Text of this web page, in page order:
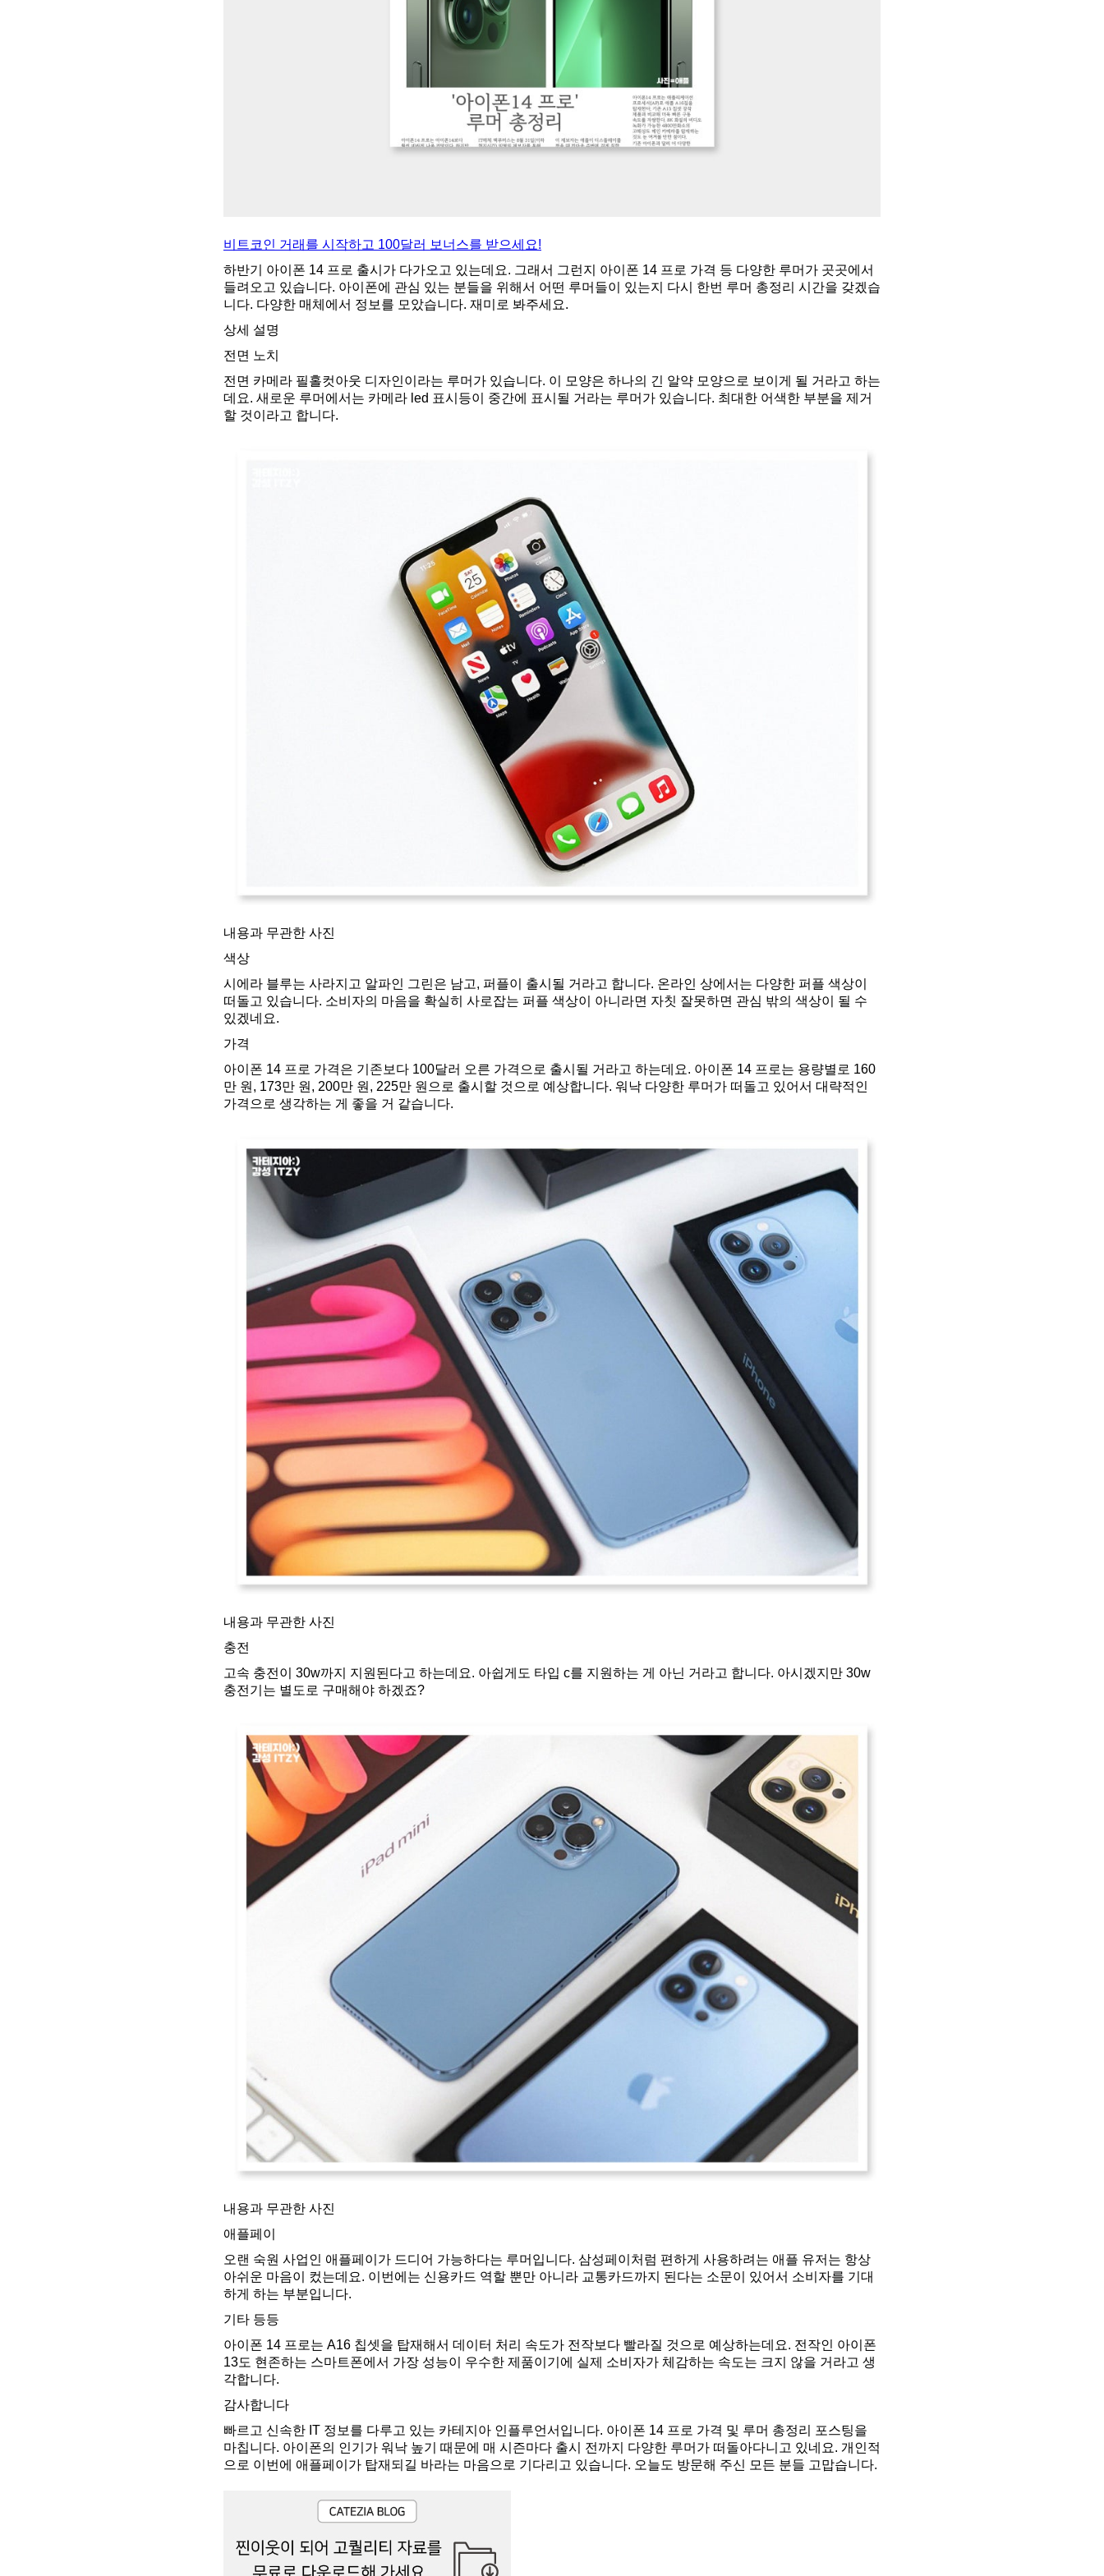
비트코인 거래를 시작하고 100달러 보너스를 받으세요!
하반기 아이폰 14 프로 출시가 다가오고 있는데요. 그래서 그런지 아이폰 14 프로 가격 등 다양한 루머가 곳곳에서
들려오고 있습니다. 아이폰에 관심 있는 분들을 위해서 어떤 루머들이 있는지 다시 한번 루머 총정리 시간을 갖겠습
니다. 다양한 매체에서 정보를 모았습니다. 재미로 봐주세요.
상세 설명
전면 노치
전면 카메라 필홀컷아웃 디자인이라는 루머가 있습니다. 이 모양은 하나의 긴 알약 모양으로 보이게 될 거라고 하는
데요. 새로운 루머에서는 카메라 led 표시등이 중간에 표시될 거라는 루머가 있습니다. 최대한 어색한 부분을 제거
할 것이라고 합니다.
내용과 무관한 사진
색상
시에라 블루는 사라지고 알파인 그린은 남고, 퍼플이 출시될 거라고 합니다. 온라인 상에서는 다양한 퍼플 색상이
떠돌고 있습니다. 소비자의 마음을 확실히 사로잡는 퍼플 색상이 아니라면 자칫 잘못하면 관심 밖의 색상이 될 수
있겠네요.
가격
아이폰 14 프로 가격은 기존보다 100달러 오른 가격으로 출시될 거라고 하는데요. 아이폰 14 프로는 용량별로 160
만 원, 173만 원, 200만 원, 225만 원으로 출시할 것으로 예상합니다. 워낙 다양한 루머가 떠돌고 있어서 대략적인
가격으로 생각하는 게 좋을 거 같습니다.
내용과 무관한 사진
충전
고속 충전이 30w까지 지원된다고 하는데요. 아쉽게도 타입 c를 지원하는 게 아닌 거라고 합니다. 아시겠지만 30w
충전기는 별도로 구매해야 하겠죠?
내용과 무관한 사진
애플페이
오랜 숙원 사업인 애플페이가 드디어 가능하다는 루머입니다. 삼성페이처럼 편하게 사용하려는 애플 유저는 항상
아쉬운 마음이 컸는데요. 이번에는 신용카드 역할 뿐만 아니라 교통카드까지 된다는 소문이 있어서 소비자를 기대
하게 하는 부분입니다.
기타 등등
아이폰 14 프로는 A16 칩셋을 탑재해서 데이터 처리 속도가 전작보다 빨라질 것으로 예상하는데요. 전작인 아이폰
13도 현존하는 스마트폰에서 가장 성능이 우수한 제품이기에 실제 소비자가 체감하는 속도는 크지 않을 거라고 생
각합니다.
감사합니다
빠르고 신속한 IT 정보를 다루고 있는 카테지아 인플루언서입니다. 아이폰 14 프로 가격 및 루머 총정리 포스팅을
마칩니다. 아이폰의 인기가 워낙 높기 때문에 매 시즌마다 출시 전까지 다양한 루머가 떠돌아다니고 있네요. 개인적
으로 이번에 애플페이가 탑재되길 바라는 마음으로 기다리고 있습니다. 오늘도 방문해 주신 모든 분들 고맙습니다.